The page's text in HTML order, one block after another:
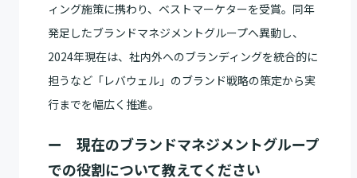
ィング施策に携わり、ベストマーケターを受賞。同年
発足したブランドマネジメントグループへ異動し、
2024年現在は、社内外へのブランディングを統合的に
担うなど「レバウェル」のブランド戦略の策定から実
行までを幅広く推進。
ー 現在のブランドマネジメントグループ
での役割について教えてください